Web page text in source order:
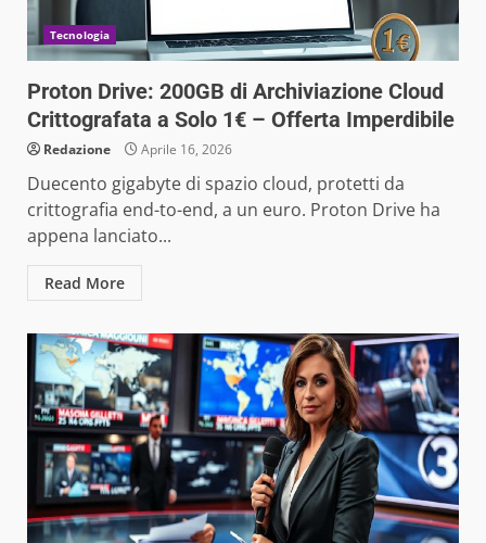
Tecnologia
Proton Drive: 200GB di Archiviazione Cloud
Crittografata a Solo 1€ – Offerta Imperdibile
Redazione Aprile 16, 2026
Duecento gigabyte di spazio cloud, protetti da
crittografia end-to-end, a un euro. Proton Drive ha
appena lanciato...
Read More